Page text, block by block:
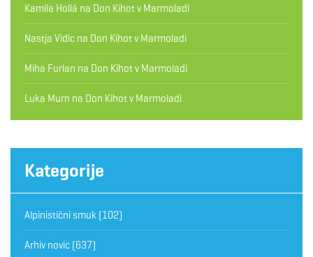
Kamila Hollá na Don Kihot v Marmoladi
Nastja Vidic na Don Kihot v Marmoladi
Miha Furlan na Don Kihot v Marmoladi
Luka Murn na Don Kihot v Marmoladi
Kategorije
Alpinistični smuk (102)
Arhiv novic (637)